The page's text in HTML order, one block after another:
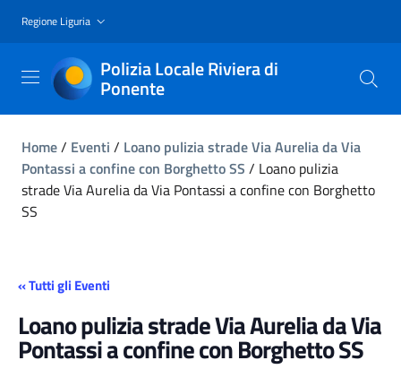
Regione Liguria
Polizia Locale Riviera di
Ponente
Home/ Eventi / Loano pulizia strade Via Aurelia da Via
Pontassi a confine con Borghetto SS / Loano pulizia
strade Via Aurelia da Via Pontassi a confine con Borghetto
SS
« Tutti gli Eventi
Loano pulizia strade Via Aurelia da Via
Pontassi a confine con Borghetto SS